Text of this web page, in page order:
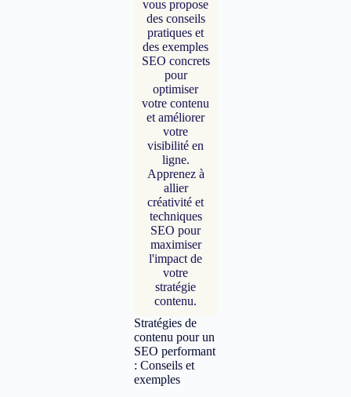
vous propose
des conseils
pratiques et
des exemples
SEO concrets
pour
optimiser
votre contenu
et améliorer
votre
visibilité en
ligne.
Apprenez à
allier
créativité et
techniques
SEO pour
maximiser
l'impact de
votre
stratégie
contenu.
Stratégies de
contenu pour un
SEO performant
: Conseils et
exemples